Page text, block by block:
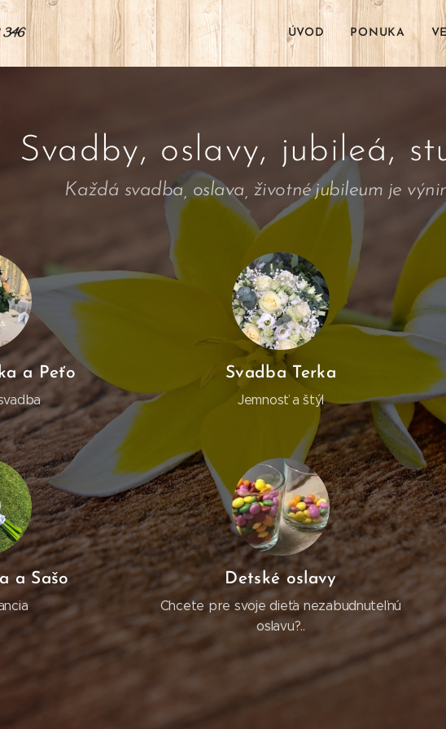
346 ÚVOD PONUKA
Svadby, oslavy, jubileá,
Každá svadba, oslava, životné jubileum je
a Peťo Svadba Terka
Jemnosť a štýl
a Sašo Detské oslavy
Chcete pre svoje dieťa nezabudnuteľnú
oslavu?..